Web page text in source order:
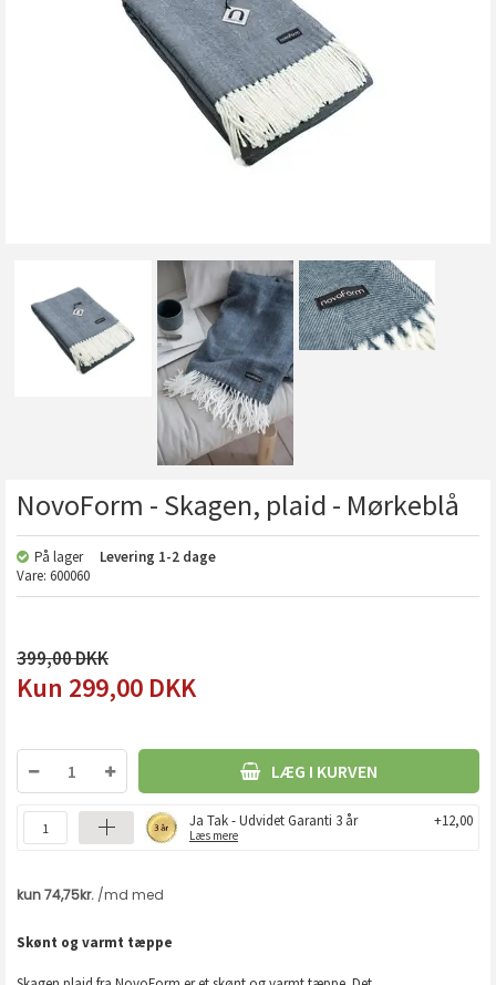
NovoForm - Skagen, plaid - Mørkeblå
På lager Levering 1-2 dage
Vare: 600060
399,00
299,00 DKK
LÆG I KURVEN
Ja Tak - Udvidet Garanti 3 år
Læs mere
+12,00
Skønt og varmt tæppe